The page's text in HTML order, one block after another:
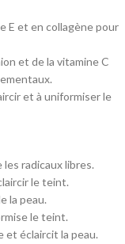
E et en collagène pour
et de la vitamine C
et à uniformiser le
radicaux libres.
le teint.
la peau.
le teint.
et éclaircit la peau.